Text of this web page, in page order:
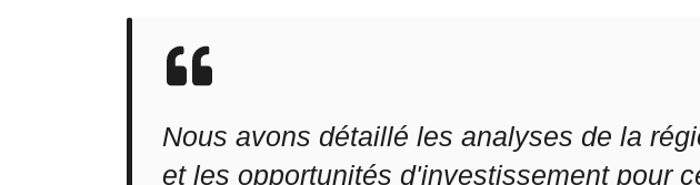
Nous avons détaillé les analyses de la
et les opportunités d'investissement pour